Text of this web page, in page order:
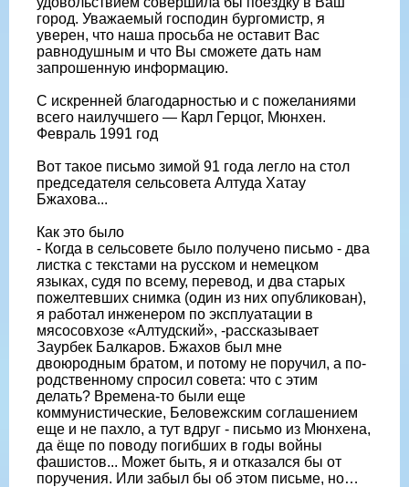
город. Уважаемый господин бургомистр, я
уверен, что наша просьба не оставит Вас
равнодушным и что Вы сможете дать нам
запрошенную информацию.
С искренней благодарностью и с пожеланиями
всего наилучшего — Карл Герцог, Мюнхен.
Февраль 1991 год
Вот такое письмо зимой 91 года легло на стол
председателя сельсовета Алтуда Хатау
Бжахова...
Как это было
- Когда в сельсовете было получено письмо - два
листка с текстами на русском и немецком
языках, судя по всему, перевод, и два старых
пожелтевших снимка (один из них опубликован),
я работал инженером по эксплуатации в
мясосовхозе «Алтудский», -рассказывает
Заурбек Балкаров. Бжахов был мне
двоюродным братом, и потому не поручил, а по-
родственному спросил совета: что с этим
делать? Времена-то были еще
коммунистические, Беловежским соглашением
еще и не пахло, а тут вдруг - письмо из Мюнхена,
да ёще по поводу погибших в годы войны
фашистов... Может быть, я и отказался бы от
поручения. Или забыл бы об этом письме, но…